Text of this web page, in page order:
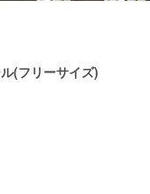
(フリーサイズ)